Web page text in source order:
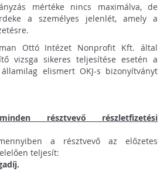
mértéke nincs maximálva, de
a személyes jelenlét, amely a
Ottó Intézet Nonprofit Kft. által
vizsga sikeres teljesítése esetén a
elismert OKJ-s bizonyítványt
résztvevő részletfizetési
a résztvevő az előzetes
teljesít: